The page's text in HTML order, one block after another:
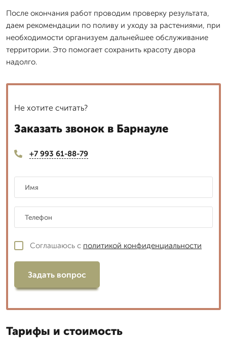
После окончания работ проводим проверку результата,
даем рекомендации по поливу и уходу за растениями, при
необходимости организуем дальнейшее обслуживание
территории. Это помогает сохранить красоту двора
надолго.
Не хотите считать?
Заказать звонок в Барнауле
+7 993 61-88-79
Соглашаюсь с политикой конфиденциальности
Задать вопрос
Тарифы и стоимость